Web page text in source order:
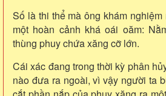
Số là thi thể mà ông khám
một hoàn cảnh khá oái oăm:
thùng phuy chứa xăng cỡ lớn.
Cái xác đang trong thời kỳ phân
nào đưa ra ngoài, vì vậy người ta